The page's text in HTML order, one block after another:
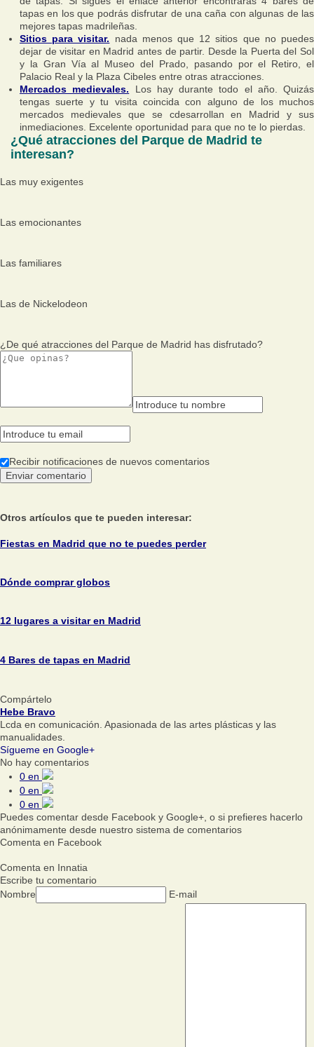
tapas en los que podrás disfrutar de una caña con algunas de las
mejores tapas madrileñas.
Sitios para visitar. nada menos que 12 sitios que no puedes
dejar de visitar en Madrid antes de partir. Desde la Puerta del Sol
y la Gran Vía al Museo del Prado, pasando por el Retiro, el
Palacio Real y la Plaza Cibeles entre otras atracciones.
Mercados medievales. Los hay durante todo el año. Quizás
tengas suerte y tu visita coincida con alguno de los muchos
mercados medievales que se cdesarrollan en Madrid y sus
inmediaciones. Excelente oportunidad para que no te lo pierdas.
¿Qué atracciones del Parque de Madrid te
interesan?
Las muy exigentes
Las emocionantes
Las familiares
Las de Nickelodeon
¿De qué atracciones del Parque de Madrid has disfrutado?
Recibir notificaciones de nuevos comentarios
Otros artículos que te pueden interesar:
Fiestas en Madrid que no te puedes perder
Dónde comprar globos
12 lugares a visitar en Madrid
4 Bares de tapas en Madrid
Compártelo
Hebe Bravo
Lcda en comunicación. Apasionada de las artes plásticas y las
manualidades.
Sígueme en Google+
No hay comentarios
0 en
0 en
0 en
Puedes comentar desde Facebook y Google+, o si prefieres hacerlo
anónimamente desde nuestro sistema de comentarios
Comenta en Facebook
Comenta en Innatia
Escribe tu comentario
Nombre
E-mail